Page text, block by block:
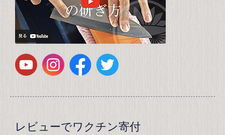
レビューでワクチン寄付